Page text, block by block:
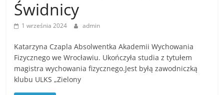
Świdnicy
1 września 2024 admin
Katarzyna Czapla Absolwentka Akademii Wychowania
Fizycznego we Wrocławiu. Ukończyła studia z tytułem
magistra wychowania fizycznego.Jest byłą zawodniczką
klubu ULKS „Zielony